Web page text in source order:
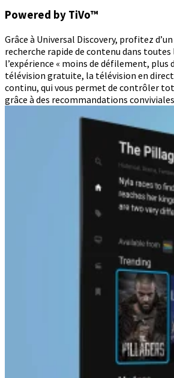
Powered by TiVo™
Grâce à Universal Discovery, profitez
recherche rapide de contenu dans toutes
l’expérience « moins de défilement, plus
télévision gratuite, la télévision en
continu, qui vous permet de contrôler
grâce à des recommandations